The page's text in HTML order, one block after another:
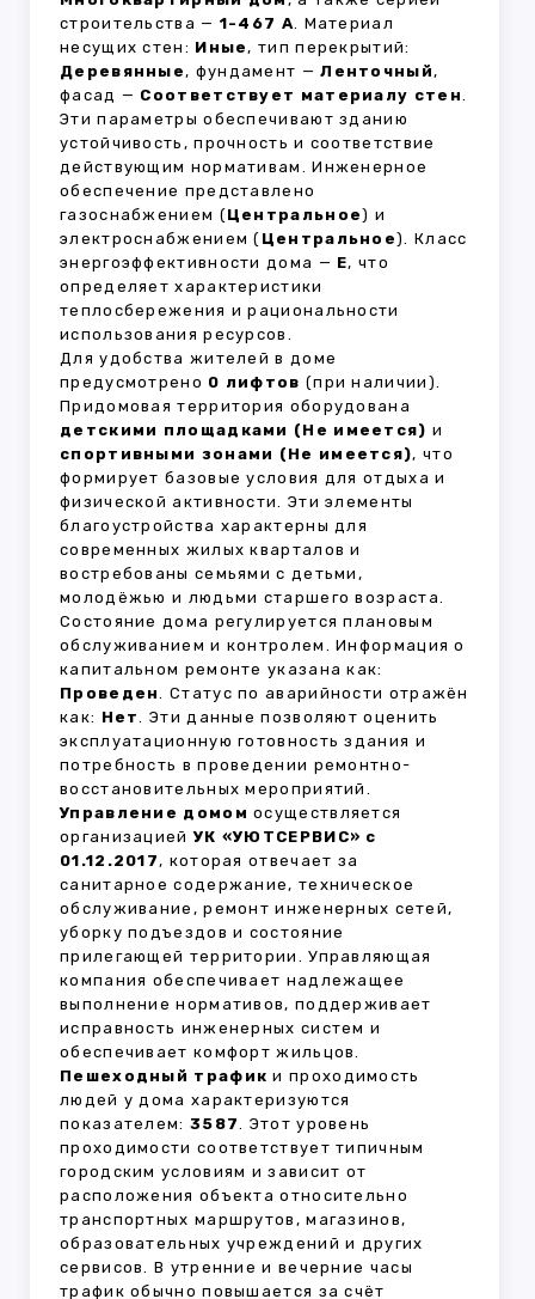
строительства — 1-467 А. Материал
несущих стен: Иные, тип перекрытий:
Деревянные, фундамент —Ленточный,
фасад — Соответствует материалу стен.
Эти параметры обеспечивают зданию
устойчивость, прочность и соответствие
действующим нормативам. Инженерное
обеспечение представлено
газоснабжением (Центральное) и
электроснабжением ( Центральное). Класс
энергоэффективности дома — E, что
определяет характеристики
теплосбережения и рациональности
использования ресурсов.
Для удобства жителей в доме
предусмотрено 0 лифтов (при наличии).
Придомовая территория оборудована
детскими площадками (Не имеется) и
спортивными зонами (Не имеется), что
формирует базовые условия для отдыха и
физической активности. Эти элементы
благоустройства характерны для
современных жилых кварталов и
востребованы семьями с детьми,
молодёжью и людьми старшего возраста.
Состояние дома регулируется плановым
обслуживанием и контролем. Информация о
капитальном ремонте указана как:
Проведен. Статус по аварийности отражён
как: Нет. Эти данные позволяют оценить
эксплуатационную готовность здания и
потребность в проведении ремонтно-
восстановительных мероприятий.
Управление домом осуществляется
организациейУК «УЮТСЕРВИС» с
01.12.2017, которая отвечает за
санитарное содержание, техническое
обслуживание, ремонт инженерных сетей,
уборку подъездов и состояние
прилегающей территории. Управляющая
компания обеспечивает надлежащее
выполнение нормативов, поддерживает
исправность инженерных систем и
обеспечивает комфорт жильцов.
Пешеходный трафик и проходимость
людей у дома характеризуются
показателем: 3587. Этот уровень
проходимости соответствует типичным
городским условиям и зависит от
расположения объекта относительно
транспортных маршрутов, магазинов,
образовательных учреждений и других
сервисов. В утренние и вечерние часы
трафик обычно повышается за счёт